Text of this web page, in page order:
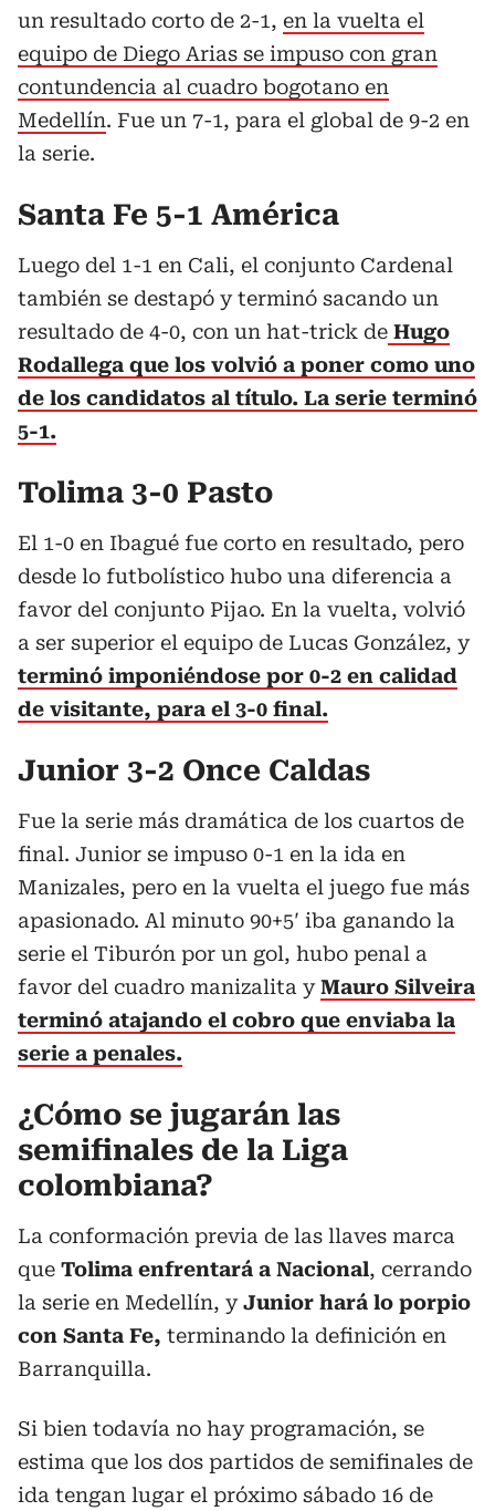
un resultado corto de 2-1, en la vuelta el
equipo de Diego Arias se impuso con gran
contundencia al cuadro bogotano en
Medellín. Fue un 7-1, para el global de 9-2 en
la serie.
Santa Fe 5-1 América
Luego del 1-1 en Cali, el conjunto Cardenal
también se destapó y terminó sacando un
resultado de 4-0, con un hat-trick de Hugo
Rodallega que los volvió a poner como uno
de los candidatos al título. La serie terminó
5-1.
Tolima 3-0 Pasto
El 1-0 en Ibagué fue corto en resultado, pero
desde lo futbolístico hubo una diferencia a
favor del conjunto Pijao. En la vuelta, volvió
a ser superior el equipo de Lucas González, y
terminó imponiéndose por 0-2 en calidad
de visitante, para el 3-0 final.
Junior 3-2 Once Caldas
Fue la serie más dramática de los cuartos de
final. Junior se impuso 0-1 en la ida en
Manizales, pero en la vuelta el juego fue más
apasionado. Al minuto 90+5′ iba ganando la
serie el Tiburón por un gol, hubo penal a
favor del cuadro manizalita yMauro Silveira
terminó atajando el cobro que enviaba la
serie a penales.
¿Cómo se jugarán las
semifinales de la Liga
colombiana?
La conformación previa de las llaves marca
que Tolima enfrentará a Nacional, cerrando
la serie en Medellín, yJunior hará lo porpio
con Santa Fe, terminando la definición en
Barranquilla.
Si bien todavía no hay programación, se
estima que los dos partidos de semifinales de
ida tengan lugar el próximo sábado 16 de